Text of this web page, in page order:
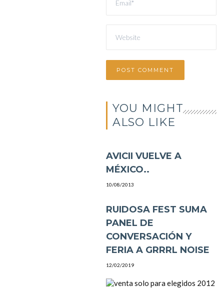
YOU MIGHT
ALSO LIKE
AVICII VUELVE A
MÉXICO..
10/08/2013
RUIDOSA FEST SUMA
PANEL DE
CONVERSACIÓN Y
FERIA A GRRRL NOISE
12/02/2019